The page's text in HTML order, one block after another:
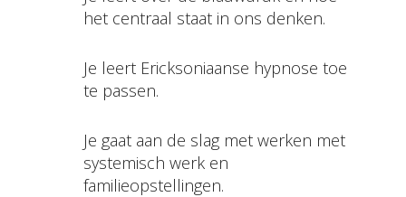
het centraal staat in ons denken.
Je leert Ericksoniaanse hypnose toe
te passen.
Je gaat aan de slag met werken met
systemisch werk en
familieopstellingen.